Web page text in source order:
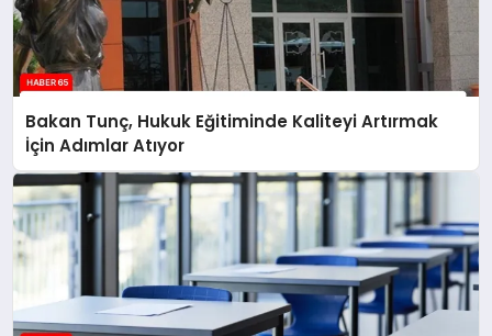
Bakan Tunç, Hukuk Eğitiminde Kaliteyi Artırmak
İçin Adımlar Atıyor